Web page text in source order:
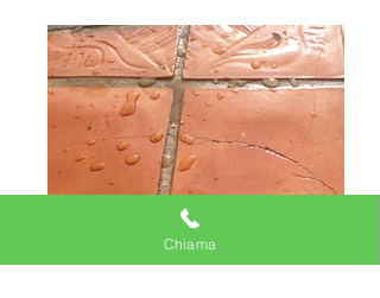
Chiama